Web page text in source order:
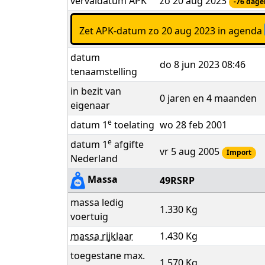
Zet APK-datum zo 20 aug 2023 in agenda
datum
tenaamstelling
do 8 jun 2023 08:46
in bezit van
eigenaar
0 jaren en 4 maanden
datum 1e toelating wo 28 feb 2001
datum 1e afgifte
Nederland
vr 5 aug 2005 Import
Massa
49RSRP
massa ledig
voertuig
1.330 Kg
massa rijklaar
1.430 Kg
toegestane max.